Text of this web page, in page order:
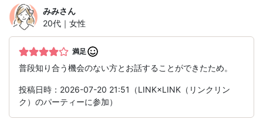
みみさん
20代｜女性
満足
普段知り合う機会のない方とお話することができたため。
投稿日時：2026-07-20 21:51（LINK×LINK（リンクリン
ク）のパーティーに参加）